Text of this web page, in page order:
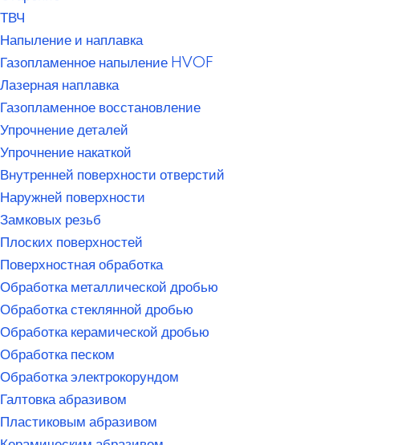
ТВЧ
Напыление и наплавка
Газопламенное напыление HVOF
Лазерная наплавка
Газопламенное восстановление
Упрочнение деталей
Упрочнение накаткой
Внутренней поверхности отверстий
Наружней поверхности
Замковых резьб
Плоских поверхностей
Поверхностная обработка
Обработка металлической дробью
Обработка стеклянной дробью
Обработка керамической дробью
Обработка песком
Обработка электрокорундом
Галтовка абразивом
Пластиковым абразивом